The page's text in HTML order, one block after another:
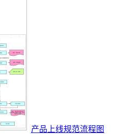
产品上线规范流程图